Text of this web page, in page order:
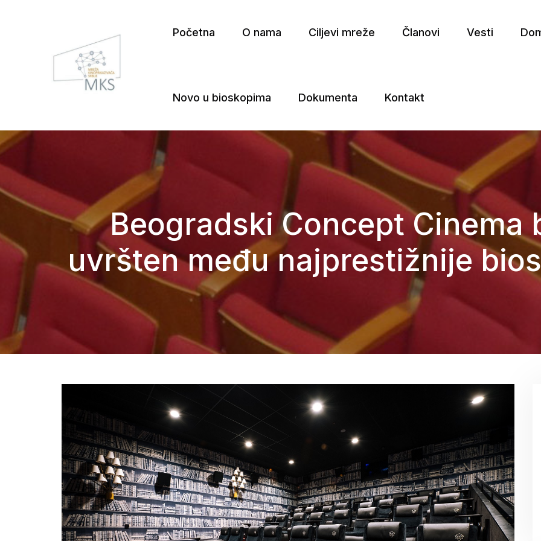
Početna O nama Ciljevi mreže Članovi Vesti
Novo u bioskopima Dokumenta Kontakt
Beogradski Concept Cinema
uvršten među najprestižnije